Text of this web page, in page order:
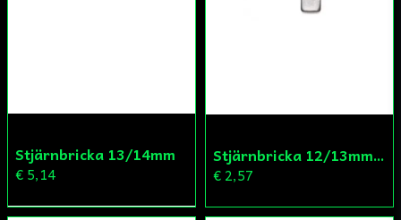
Stjärnbricka 13/14mm
€ 5,14
Stjärnbricka 12/13mm Yttre Remskiva
€ 2,57